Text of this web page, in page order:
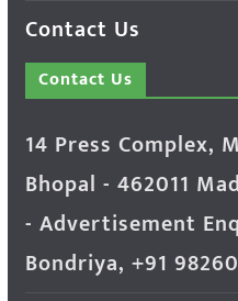
Contact Us
Contact Us
14 Press Complex,
Bhopal - 462011
- Advertisement
Bondriya, +91